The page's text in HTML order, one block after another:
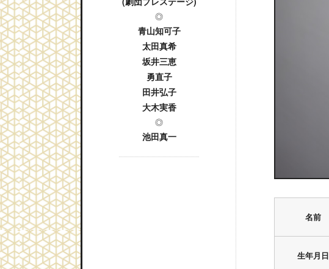
名前
生年月日
◎
青山知可子
太田真希
坂井三恵
勇直子
田井弘子
大木実香
◎
池田真一